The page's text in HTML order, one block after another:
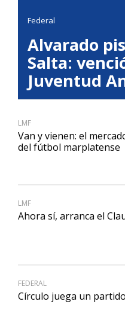
Federal
Alvarado
Salta:
Juventud
LMF
Van y vienen: el
del fútbol marplatense
LMF
Ahora sí, arranca el
FEDERAL
Círculo juega un